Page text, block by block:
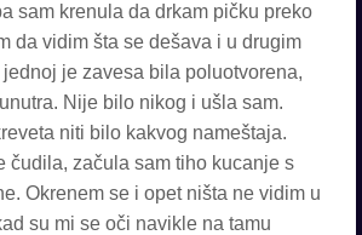
sam krenula da drkam pičku preko
da vidim šta se dešava i u drugim
je zavesa bila poluotvorena,
Nije bilo nikog i ušla sam.
niti bilo kakvog nameštaja.
čudila, začula sam tiho kucanje s
Okrenem se i opet ništa ne vidim u
su mi se oči navikle na tamu